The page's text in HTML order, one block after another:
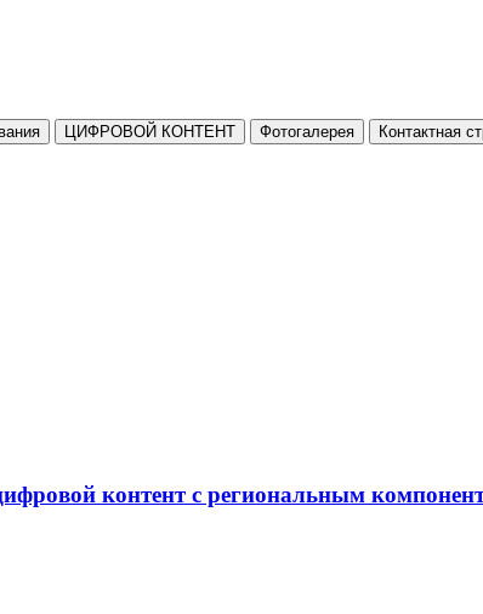
ЦИФРОВОЙ КОНТЕНТ Фотогалерея Контактная
контент с региональным